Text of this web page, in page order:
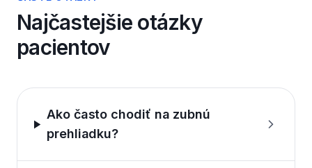
Najčastejšie otázky
pacientov
Ako často chodiť na zubnú
prehliadku?